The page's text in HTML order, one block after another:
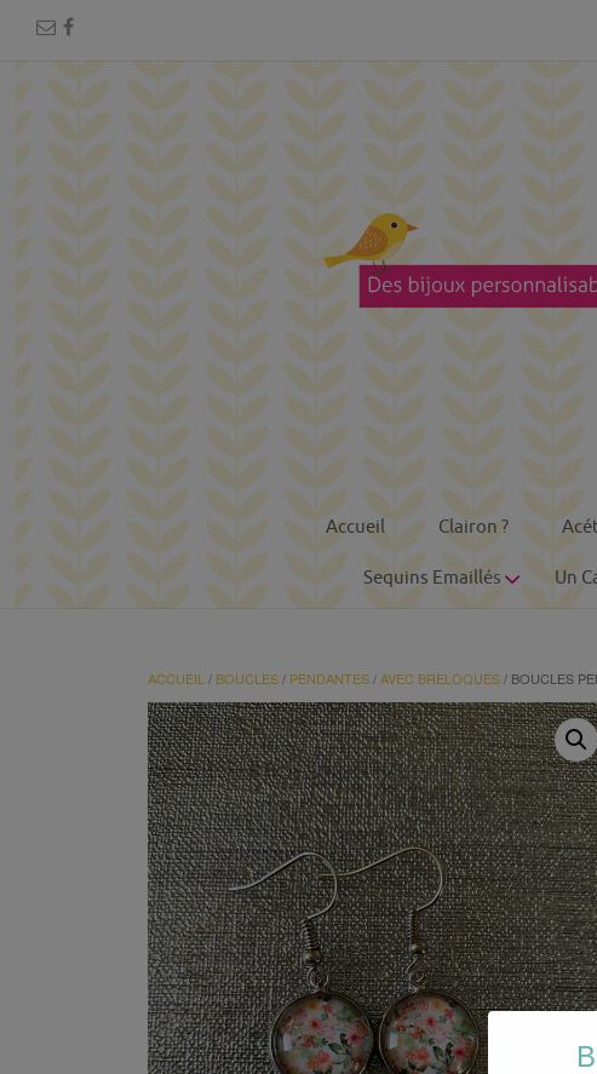
Accueil Clairon ?
Sequins Emaillés Un
ACCUEIL / BOUCLES/ PENDANTES/AVEC BRELOQUES/ BOUCLES